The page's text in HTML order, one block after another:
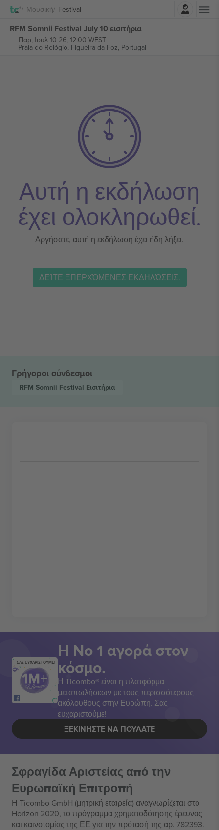
Μουσική Festival
RFM Somnii Festival July 10 εισιτήρια
Παρ, Ιουλ 10 26, 12:00 WEST
Praia do Relógio, Figueira da Foz, Portugal
Αυτή η εκδήλωση
έχει ολοκληρωθεί.
Αργήσατε, αυτή η εκδήλωση έχει ήδη λήξει.
ΔΕΊΤΕ ΕΠΕΡΧΌΜΕΝΕΣ ΕΚΔΗΛΏΣΕΙΣ.
Γρήγοροι σύνδεσμοι
RFM Somnii Festival Εισιτήρια
ΣΑΣ ΕΥΧΑΡΙΣΤΟΥΜΕ!
Η Νο 1 αγορά στον
κόσμο.
Η Ticombo® είναι η πλατφόρμα
μεταπωλήσεων με τους περισσότερους
ακόλουθους στην Ευρώπη. Σας
ευχαριστούμε!
ΞΕΚΙΝΉΣΤΕ ΝΑ ΠΟΥΛΆΤΕ
Σφραγίδα Αριστείας από την
Ευρωπαϊκή Επιτροπή
Η Ticombo GmbH (μητρική εταιρεία) αναγνωρίζεται στο
Horizon 2020, το πρόγραμμα χρηματοδότησης έρευνας
και καινοτομίας της ΕΕ για την πρότασή της αρ. 782393.